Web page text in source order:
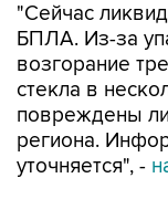
"Сейчас
БПЛА. Из-за
возгорание
стекла в
повреждены
региона.
уточняется", -